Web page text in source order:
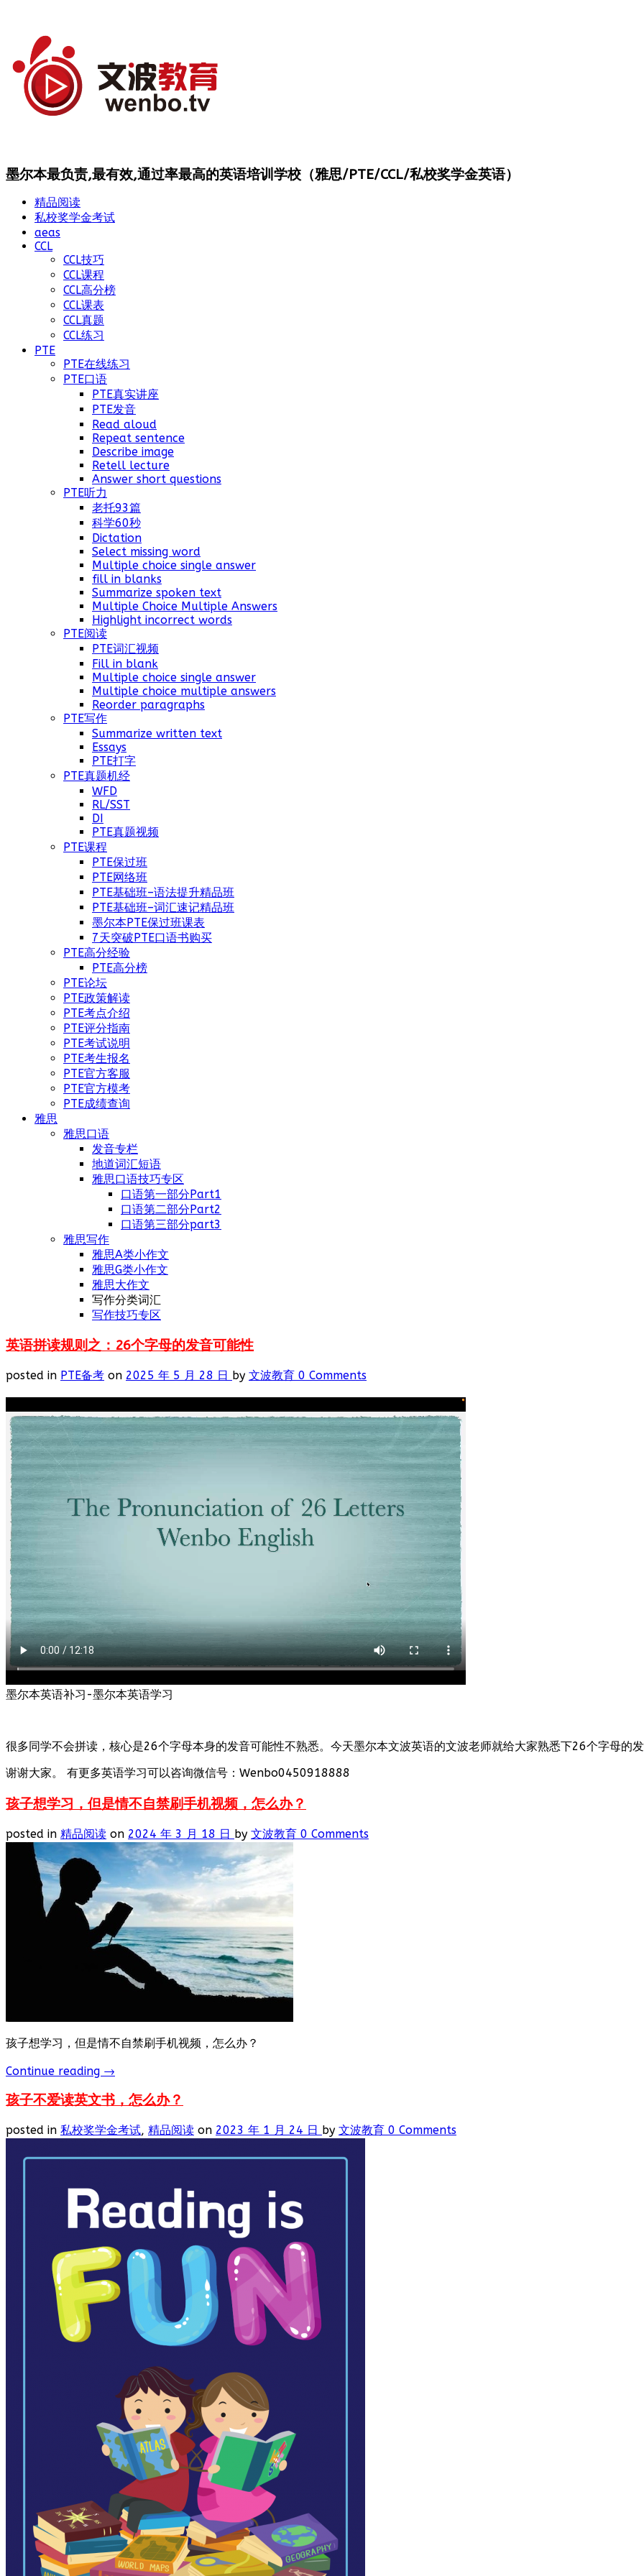
墨尔本最负责,最有效,通过率最高的英语培训学校（雅思/PTE/CCL/私校奖学金英语）
精品阅读
私校奖学金考试
aeas
CCL
CCL技巧
CCL课程
CCL高分榜
CCL课表
CCL真题
CCL练习
PTE
PTE在线练习
PTE口语
PTE真实讲座
PTE发音
Read aloud
Repeat sentence
Describe image
Retell lecture
Answer short questions
PTE听力
老托93篇
科学60秒
Dictation
Select missing word
Multiple choice single answer
fill in blanks
Summarize spoken text
Multiple Choice Multiple Answers
Highlight incorrect words
PTE阅读
PTE词汇视频
Fill in blank
Multiple choice single answer
Multiple choice multiple answers
Reorder paragraphs
PTE写作
Summarize written text
Essays
PTE打字
PTE真题机经
WFD
RL/SST
DI
PTE真题视频
PTE课程
PTE保过班
PTE网络班
PTE基础班–语法提升精品班
PTE基础班–词汇速记精品班
墨尔本PTE保过班课表
7天突破PTE口语书购买
PTE高分经验
PTE高分榜
PTE论坛
PTE政策解读
PTE考点介绍
PTE评分指南
PTE考试说明
PTE考生报名
PTE官方客服
PTE官方模考
PTE成绩查询
雅思
雅思口语
发音专栏
地道词汇短语
雅思口语技巧专区
口语第一部分Part1
口语第二部分Part2
口语第三部分part3
雅思写作
雅思A类小作文
雅思G类小作文
雅思大作文
写作分类词汇
写作技巧专区
英语拼读规则之：26个字母的发音可能性
posted in PTE备考 on 2025 年 5 月 28 日 by 文波教育 0 Comments
墨尔本英语补习-墨尔本英语学习
很多同学不会拼读，核心是26个字母本身的发音可能性不熟悉。今天墨尔本文波英语的文波老师就给大家熟悉下26个字母的发
谢谢大家。 有更多英语学习可以咨询微信号：Wenbo0450918888
孩子想学习，但是情不自禁刷手机视频，怎么办？
posted in 精品阅读 on 2024 年 3 月 18 日 by 文波教育 0 Comments
孩子想学习，但是情不自禁刷手机视频，怎么办？
Continue reading →
孩子不爱读英文书，怎么办？
posted in 私校奖学金考试, 精品阅读 on 2023 年 1 月 24 日 by 文波教育 0 Comments